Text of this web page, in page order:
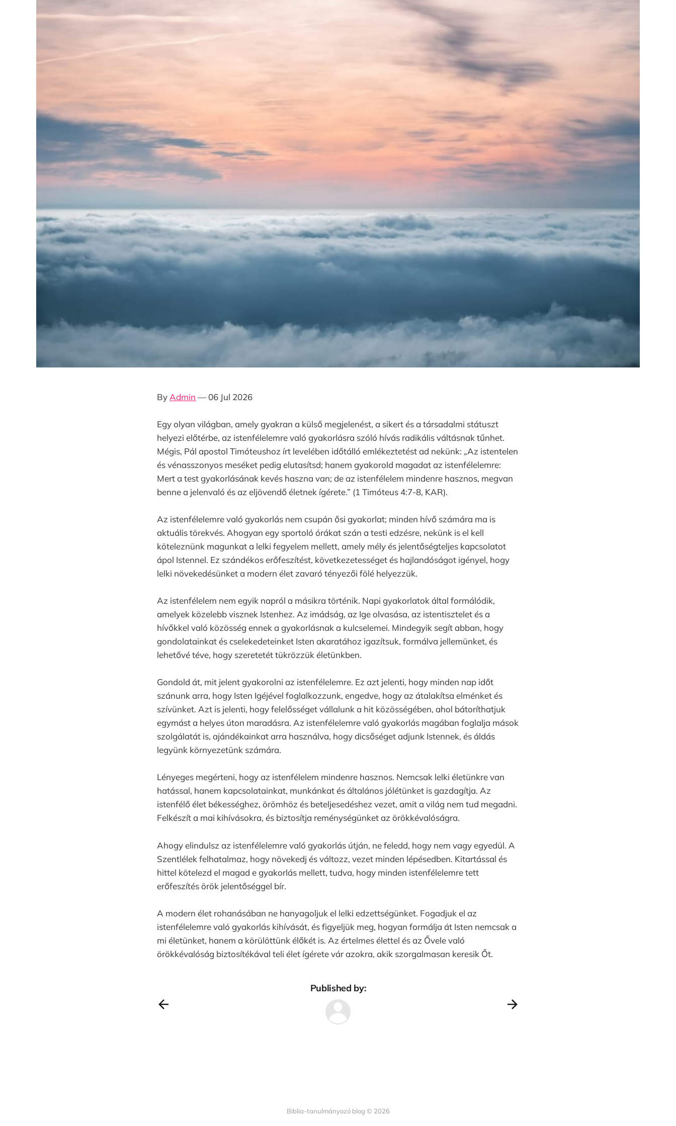
By Admin — 06 Jul 2026
Egy olyan világban, amely gyakran a külső megjelenést, a sikert és a társadalmi státuszt
helyezi előtérbe, az istenfélelemre való gyakorlásra szóló hívás radikális váltásnak tűnhet.
Mégis, Pál apostol Timóteushoz írt levelében időtálló emlékeztetést ad nekünk: „Az istentelen
és vénasszonyos meséket pedig elutasítsd; hanem gyakorold magadat az istenfélelemre:
Mert a test gyakorlásának kevés haszna van; de az istenfélelem mindenre hasznos, megvan
benne a jelenvaló és az eljövendő életnek ígérete.” (1 Timóteus 4:7-8, KAR).
Az istenfélelemre való gyakorlás nem csupán ősi gyakorlat; minden hívő számára ma is
aktuális törekvés. Ahogyan egy sportoló órákat szán a testi edzésre, nekünk is el kell
köteleznünk magunkat a lelki fegyelem mellett, amely mély és jelentőségteljes kapcsolatot
ápol Istennel. Ez szándékos erőfeszítést, következetességet és hajlandóságot igényel, hogy
lelki növekedésünket a modern élet zavaró tényezői fölé helyezzük.
Az istenfélelem nem egyik napról a másikra történik. Napi gyakorlatok által formálódik,
amelyek közelebb visznek Istenhez. Az imádság, az Ige olvasása, az istentisztelet és a
hívőkkel való közösség ennek a gyakorlásnak a kulcselemei. Mindegyik segít abban, hogy
gondolatainkat és cselekedeteinket Isten akaratához igazítsuk, formálva jellemünket, és
lehetővé téve, hogy szeretetét tükrözzük életünkben.
Gondold át, mit jelent gyakorolni az istenfélelemre. Ez azt jelenti, hogy minden nap időt
szánunk arra, hogy Isten Igéjével foglalkozzunk, engedve, hogy az átalakítsa elménket és
szívünket. Azt is jelenti, hogy felelősséget vállalunk a hit közösségében, ahol bátoríthatjuk
egymást a helyes úton maradásra. Az istenfélelemre való gyakorlás magában foglalja mások
szolgálatát is, ajándékainkat arra használva, hogy dicsőséget adjunk Istennek, és áldás
legyünk környezetünk számára.
Lényeges megérteni, hogy az istenfélelem mindenre hasznos. Nemcsak lelki életünkre van
hatással, hanem kapcsolatainkat, munkánkat és általános jólétünket is gazdagítja. Az
istenfélő élet békességhez, örömhöz és beteljesedéshez vezet, amit a világ nem tud megadni.
Felkészít a mai kihívásokra, és biztosítja reménységünket az örökkévalóságra.
Ahogy elindulsz az istenfélelemre való gyakorlás útján, ne feledd, hogy nem vagy egyedül. A
Szentlélek felhatalmaz, hogy növekedj és változz, vezet minden lépésedben. Kitartással és
hittel kötelezd el magad e gyakorlás mellett, tudva, hogy minden istenfélelemre tett
erőfeszítés örök jelentőséggel bír.
A modern élet rohanásában ne hanyagoljuk el lelki edzettségünket. Fogadjuk el az
istenfélelemre való gyakorlás kihívását, és figyeljük meg, hogyan formálja át Isten nemcsak a
mi életünket, hanem a körülöttünk élőkét is. Az értelmes élettel és az Ővele való
örökkévalóság biztosítékával teli élet ígérete vár azokra, akik szorgalmasan keresik Őt.
Published by:
Biblia-tanulmányozó blog © 2026